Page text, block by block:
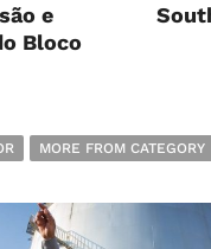
e
Bloco
MORE FROM CATEGORY